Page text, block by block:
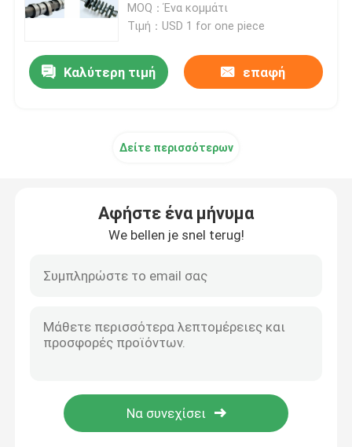
MOQ：Ένα κομμάτι
Τιμή：USD 1 for one piece
Καλύτερη τιμή επαφή
Δείτε περισσότερων
Αφήστε ένα μήνυμα
We bellen je snel terug!